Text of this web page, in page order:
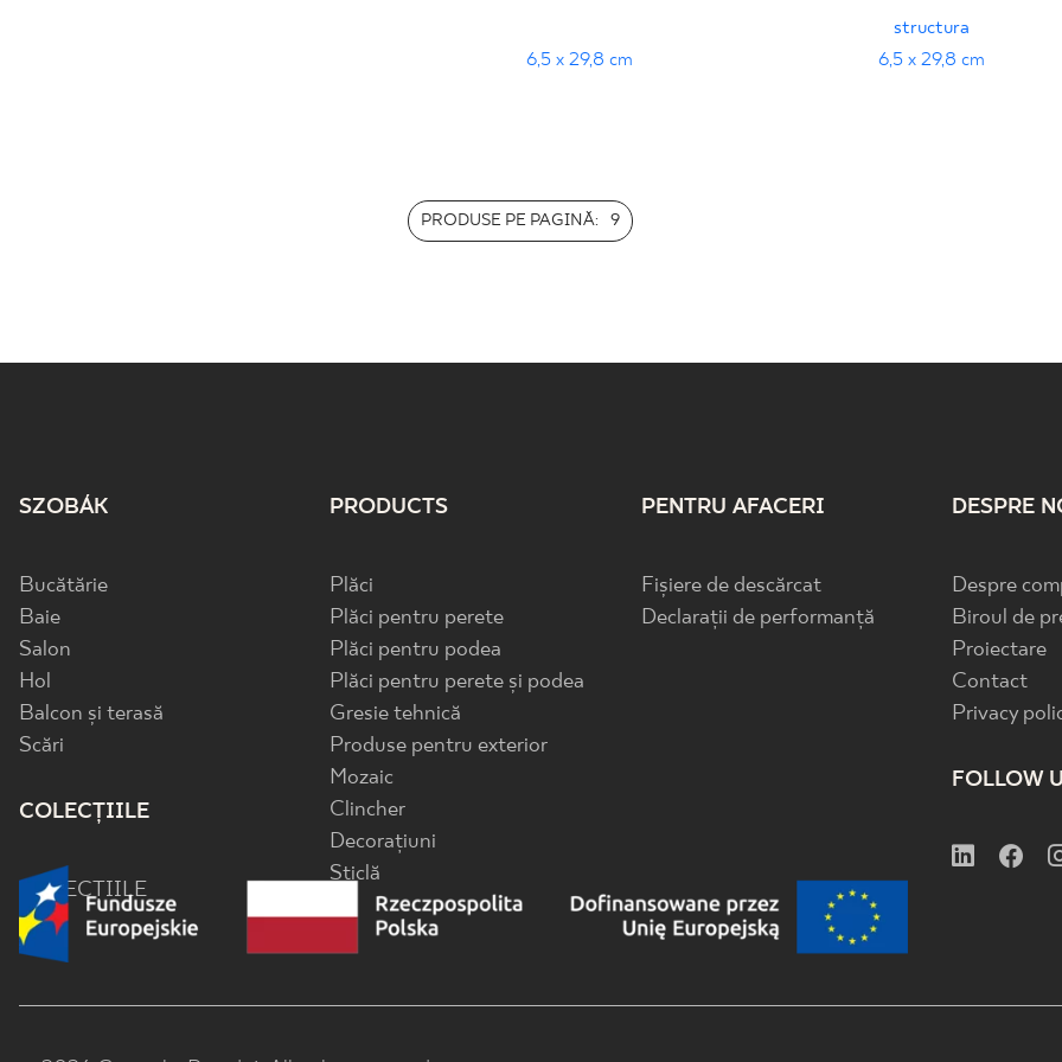
6,5 x 29,8 cm
structura
6,5 x 29,8 cm
PRODUSE PE PAGINĂ: 9
SZOBÁK
Bucătărie
Baie
Salon
Hol
Balcon și terasă
Scări
COLECȚIILE
COLECȚIILE
PRODUCTS
Plăci
Plăci pentru perete
Plăci pentru podea
Plăci pentru perete și podea
Gresie tehnică
Produse pentru exterior
Mozaic
Clincher
Decorațiuni
Sticlă
PENTRU AFACERI
Fișiere de descărcat
Declarații de performanță
DESPRE
Despre
Biroul de
Proiectare
Contact
Privacy
FOLLOW